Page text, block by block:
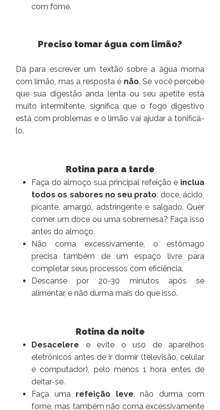
com fome.
Preciso tomar água com limão?
Dá para escrever um textão sobre a água morna
com limão, mas a resposta é não. Se você percebe
que sua digestão anda lenta ou seu apetite está
muito intermitente, significa que o fogo digestivo
está com problemas e o limão vai ajudar a tonificá-
lo.
Rotina para a tarde
Faça do almoço sua principal refeição e inclua
todos os sabores no seu prato: doce, ácido,
picante, amargo, adstringente e salgado. Quer
comer um doce ou uma sobremesa? Faça isso
antes do almoço.
Não coma excessivamente, o estômago
precisa também de um espaço livre para
completar seus processos com eficiência.
Descanse por 20-30 minutos após se
alimentar, e não durma mais do que isso.
Rotina da noite
Desacelere e evite o uso de aparelhos
eletrônicos antes de ir dormir (televisão, celular
e computador), pelo menos 1 hora entes de
deitar-se.
Faça uma refeição leve, não durma com
fome, mas também não coma excessivamente